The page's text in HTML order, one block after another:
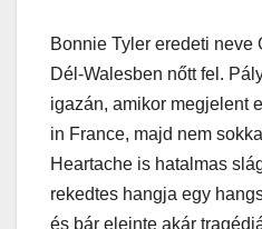
Bonnie Tyler eredeti neve
Dél-Walesben nőtt fel.
igazán, amikor megjelent
in France, majd nem
Heartache is hatalmas
rekedtes hangja egy
és bár eleinte akár